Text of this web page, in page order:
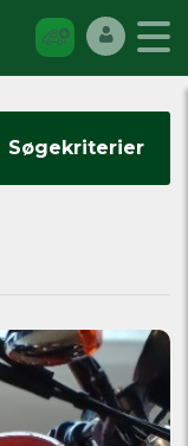
Søgekriterier